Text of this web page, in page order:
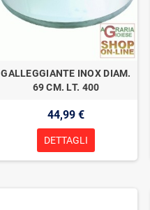
GALLEGGIANTE INOX DIAM.
69 CM. LT. 400
44,99 €
DETTAGLI